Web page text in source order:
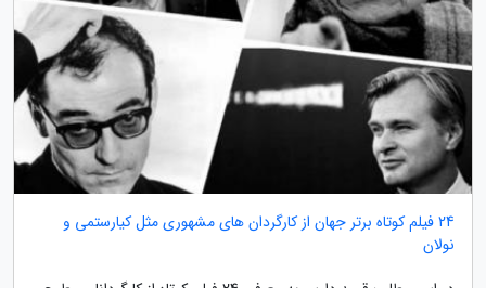
24 فیلم کوتاه برتر جهان از کارگردان های مشهوری مثل کیارستمی و
نولان